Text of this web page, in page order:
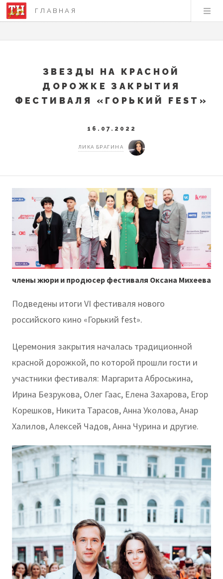
ГЛАВНАЯ
ЗВЕЗДЫ НА КРАСНОЙ
ДОРОЖКЕ ЗАКРЫТИЯ
ФЕСТИВАЛЯ «ГОРЬКИЙ FEST»
16.07.2022
ЛИКА БРАГИНА
члены жюри и продюсер фестиваля Оксана Михеева
Подведены итоги VI фестиваля нового
российского кино «Горький fest».
Церемония закрытия началась традиционной
красной дорожкой, по которой прошли гости и
участники фестиваля: Маргарита Аброськина,
Ирина Безрукова, Олег Гаас, Елена Захарова, Егор
Корешков, Никита Тарасов, Анна Уколова, Анар
Халилов, Алексей Чадов, Анна Чурина и другие.